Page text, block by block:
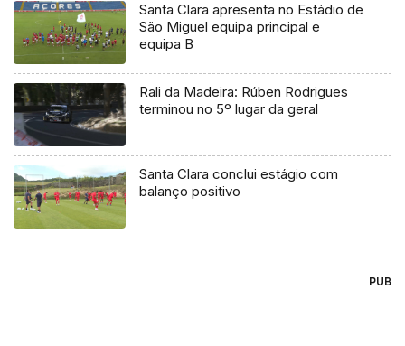
Santa Clara apresenta no Estádio de
São Miguel equipa principal e
equipa B
Rali da Madeira: Rúben Rodrigues
terminou no 5º lugar da geral
Santa Clara conclui estágio com
balanço positivo
PUB